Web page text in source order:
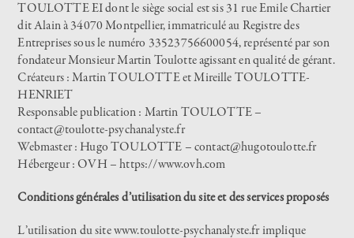
TOULOTTE EI dont le siège social est sis 31 rue Emile Chartier
dit Alain à 34070 Montpellier, immatriculé au Registre des
Entreprises sous le numéro 33523756600054, représenté par son
fondateur Monsieur Martin Toulotte agissant en qualité de gérant.
Créateurs : Martin TOULOTTE et Mireille TOULOTTE-
HENRIET
Responsable publication : Martin TOULOTTE –
contact@toulotte-psychanalyste.fr
Webmaster : Hugo TOULOTTE – contact@hugotoulotte.fr
Hébergeur : OVH –https://www.ovh.com
Conditions générales d’utilisation du site et des services proposés
L’utilisation du sitewww.toulotte-psychanalyste.frimplique